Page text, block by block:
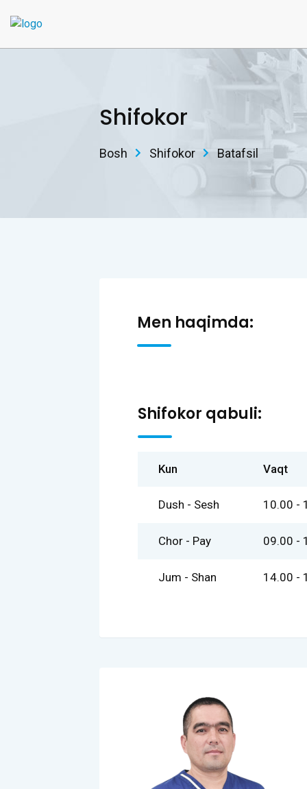
Shifokor
Bosh Shifokor Batafsil
Men haqimda:
Shifokor qabuli:
Kun Vaqt
Dush - Sesh 10.00 -
Chor - Pay 09.00 -
Jum - Shan 14.00 -